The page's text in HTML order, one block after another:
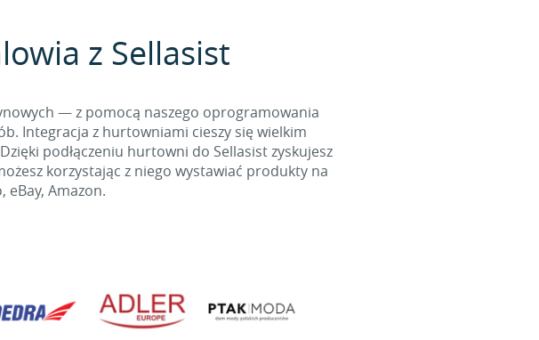
z Sellasist
— z pomocą naszego oprogramowania
Integracja z hurtowniami cieszy się wielkim
podłączeniu hurtowni do Sellasist zyskujesz
korzystając z niego wystawiać produkty na
eBay, Amazon.